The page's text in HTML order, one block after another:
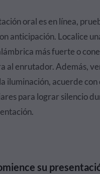
oral es en línea,
anticipación. Localice
más fuerte o
al enrutador. Además,
iluminación, acuerde
para lograr silencio
su